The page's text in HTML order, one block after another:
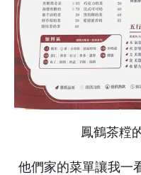
鳳鶴茶糛
他們家的菜單讓我一